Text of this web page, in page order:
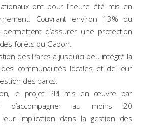
ont pour l’heure été mis en
Couvrant environ 13% du
d’assurer une protection
forêts du Gabon.
des Parcs a jusqu’ici peu intégré la
communautés locales et de leur
des parcs.
le projet PPI mis en œuvre par
d’accompagner au moins 20
leur implication dans la gestion des